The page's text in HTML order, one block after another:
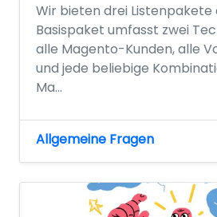
Wir bieten drei Listenpakete
Basispaket umfasst zwei
alle Magento-Kunden, alle
und jede beliebige
Ma...
Allgemeine Fragen